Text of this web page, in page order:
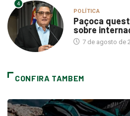
4
POLÍTICA
Paçoca
sobre
7 de agosto de
CONFIRA TAMBEM